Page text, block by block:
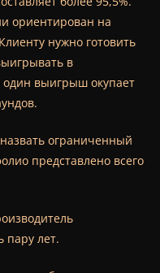
ориентирован на
нужно готовить
в
один выигрыш окупает
ограниченный
представлено всего
пару лет.